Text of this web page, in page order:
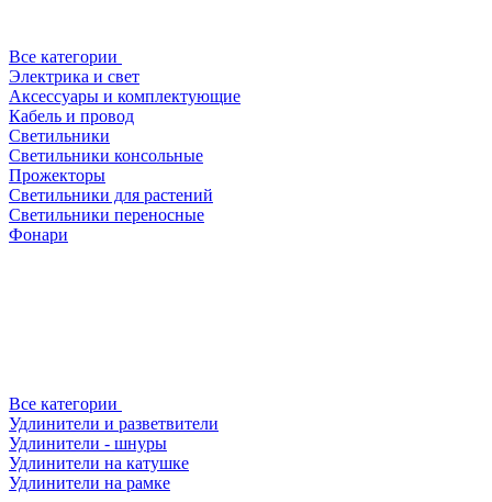
Все категории
Электрика и свет
Аксессуары и комплектующие
Кабель и провод
Светильники
Светильники консольные
Прожекторы
Светильники для растений
Светильники переносные
Фонари
Все категории
Удлинители и разветвители
Удлинители - шнуры
Удлинители на катушке
Удлинители на рамке